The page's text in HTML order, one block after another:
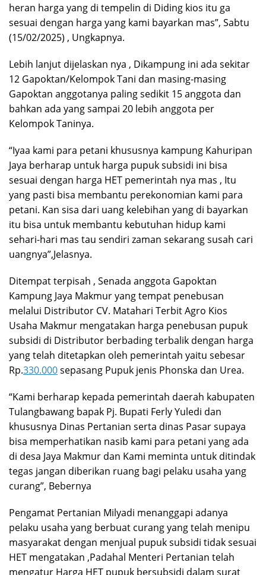
heran harga yang di tempelin di Diding kios itu ga
sesuai dengan harga yang kami bayarkan mas”, Sabtu
(15/02/2025) , Ungkapnya.
Lebih lanjut dijelaskan nya , Dikampung ini ada sekitar
12 Gapoktan/Kelompok Tani dan masing-masing
Gapoktan anggotanya paling sedikit 15 anggota dan
bahkan ada yang sampai 20 lebih anggota per
Kelompok Taninya.
“Iyaa kami para petani khususnya kampung Kahuripan
Jaya berharap untuk harga pupuk subsidi ini bisa
sesuai dengan harga HET pemerintah nya mas , Itu
yang pasti bisa membantu perekonomian kami para
petani. Kan sisa dari uang kelebihan yang di bayarkan
itu bisa untuk membantu kebutuhan hidup kami
sehari-hari mas tau sendiri zaman sekarang susah cari
uangnya”,Jelasnya.
Ditempat terpisah , Senada anggota Gapoktan
Kampung Jaya Makmur yang tempat penebusan
melalui Distributor CV. Matahari Terbit Agro Kios
Usaha Makmur mengatakan harga penebusan pupuk
subsidi di Distributor berbading terbalik dengan harga
yang telah ditetapkan oleh pemerintah yaitu sebesar
Rp.330.000sepasang Pupuk jenis Phonska dan Urea.
“Kami berharap kepada pemerintah daerah kabupaten
Tulangbawang bapak Pj. Bupati Ferly Yuledi dan
khususnya Dinas Pertanian serta dinas Pasar supaya
bisa memperhatikan nasib kami para petani yang ada
di desa Jaya Makmur dan Kami meminta untuk ditindak
tegas jangan diberikan ruang bagi pelaku usaha yang
curang”, Bebernya
Pengamat Pertanian Milyadi menanggapi adanya
pelaku usaha yang berbuat curang yang telah menipu
masyarakat dengan menjual pupuk subsidi tidak sesuai
HET mengatakan ,Padahal Menteri Pertanian telah
mengatur Harga HET pupuk bersubsidi dalam surat